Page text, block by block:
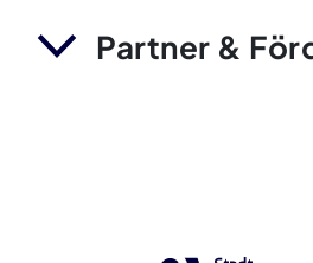
Partner &